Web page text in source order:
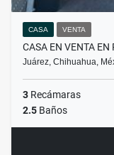
CASA VENTA
CASA EN VENTA EN
Juárez, Chihuahua,
3 Recámaras
2.5 Baños